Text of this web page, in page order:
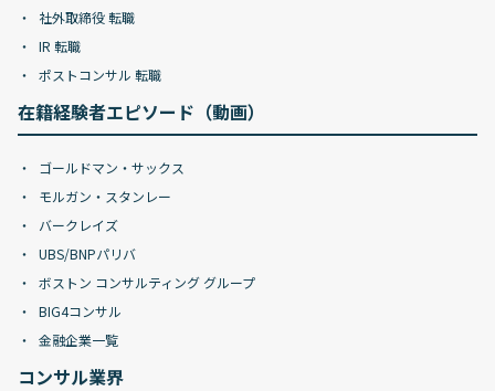
社外取締役 転職
IR 転職
ポストコンサル 転職
在籍経験者エピソード（動画）
ゴールドマン・サックス
モルガン・スタンレー
バークレイズ
UBS/BNPパリバ
ボストン コンサルティング グループ
BIG4コンサル
金融企業一覧
コンサル業界